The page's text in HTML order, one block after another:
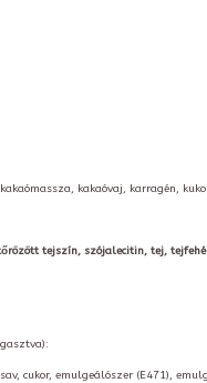
kakaóvaj, karragén,
tejszín, szójalecitin, tej,
cukor, emulgeálószer (E471),